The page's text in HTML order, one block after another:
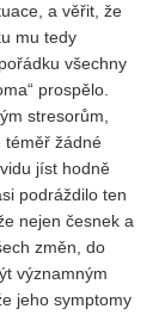
a věřit, že
mu tedy
všechny
prospělo.
stresorům,
téměř žádné
jíst hodně
podráždilo ten
nejen česnek a
změn, do
významným
jeho symptomy